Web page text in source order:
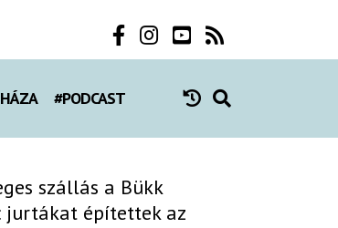
#PODCAST
szállás a Bükk
jurtákat építettek az